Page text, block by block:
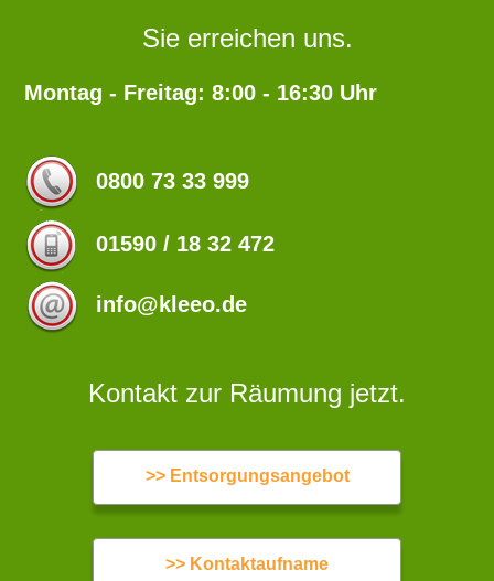
Sie erreichen uns.
Montag - Freitag: 8:00 - 16:30 Uhr
0800 73 33 999
01590 / 18 32 472
info@kleeo.de
Kontakt zur Räumung jetzt.
>> Entsorgungsangebot
>> Kontaktaufname